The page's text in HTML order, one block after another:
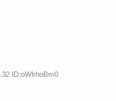
ID:oWlrhoBm0